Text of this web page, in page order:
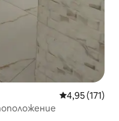
Средна
4,95 (171)